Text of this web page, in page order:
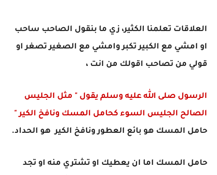
العلاقات تعلمنا الكثير، زي ما بنقول الصاحب ساحب
او امشي مع الكبير تكبر وامشي مع الصغير تصغر او
قولي من تصاحب اقولك من انت ،
الرسول صلى الله عليه وسلم يقول " مثل الجليس
الصالح الجليس السوء كحامل المسك ونافخ الكير "
حامل المسك هو بائع العطور ونافخ الكير هو الحداد.
حامل المسك اما ان يعطيك او تشتري منه او تجد